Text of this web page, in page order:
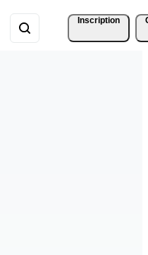
Inscription